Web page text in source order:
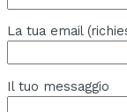
La tua email
Il tuo messaggio